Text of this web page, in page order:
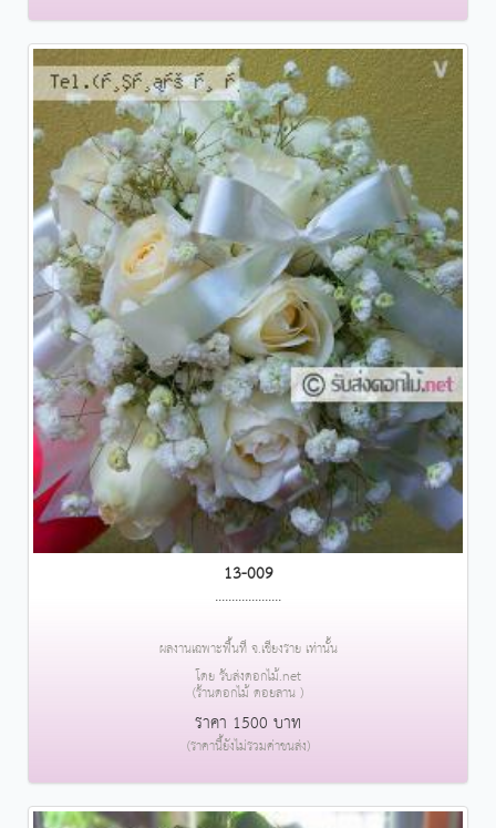
13-009
....................
ผลงานเฉพาะพื้นที่ จ.เชียงราย เท่านั้น
โดย รับส่งดอกไม้.net
(ร้านดอกไม้ ดอยลาน )
ราคา 1500 บาท
(ราคานี้ยังไม่รวมค่าขนส่ง)